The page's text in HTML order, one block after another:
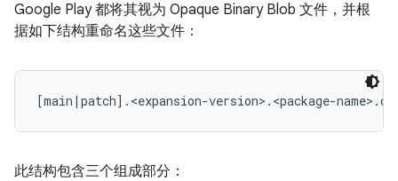
Google Play 都将其视为 Opaque Binary Blob 文件，并根
据如下结构重命名这些文件：
此结构包含三个组成部分：